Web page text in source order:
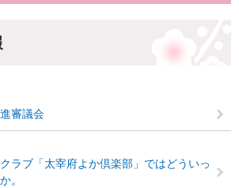
審議会
ラブ「太宰府よか倶楽部」ではどういっ
。